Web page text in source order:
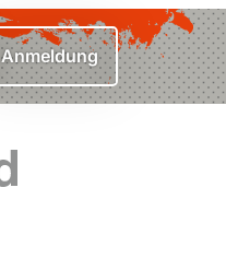
Anmeldung